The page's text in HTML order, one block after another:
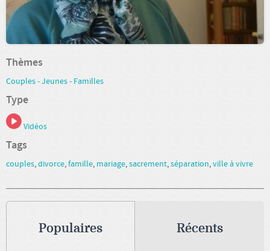
Thèmes
Couples - Jeunes - Familles
Type
Vidéos
Tags
couples,divorce,famille, mariage,sacrement,séparation,ville à vivre
Populaires Récents